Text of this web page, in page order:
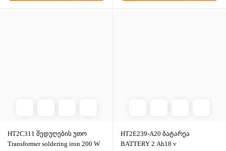
HT2C311 შედუღების უთო
Transformer soldering iron 200 W
HT2E239-A20 ბატარეა
BATTERY 2 Ah18 v